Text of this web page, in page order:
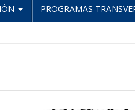
PROGRAMAS